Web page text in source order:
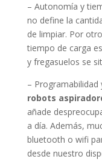
– Autonomía y
no define la
de limpiar. Por
tiempo de carga
y fregasuelos se
– Programabilidad
robots
añade
a día. Además,
bluetooth o wifi
desde nuestro